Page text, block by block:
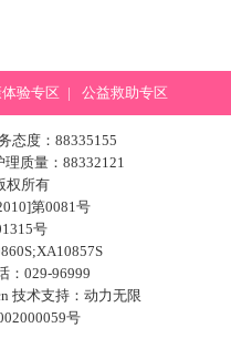
验专区 | 公益救助专区
态度：88335155
质量：88332121
权所有
第0081号
号
：029-96999
技术支持： 动力无限
号